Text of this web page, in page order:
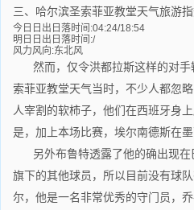
三、哈尔滨圣索菲亚教堂天气旅游
今日日出日落时间:04:24/18:54
明日日出日落时间:/
风力风向:东北风
然而，仅令洪都拉斯这样的对
索菲亚教堂天气当时，不少人都忽
人宰割的软柿子，他们在西班牙身
是，加上本场比赛，埃尔南德斯在
另外布鲁特透露了他的确出现
旗下的其他球员，所以目前没有球
尔，他是一名非常优秀的守门员，